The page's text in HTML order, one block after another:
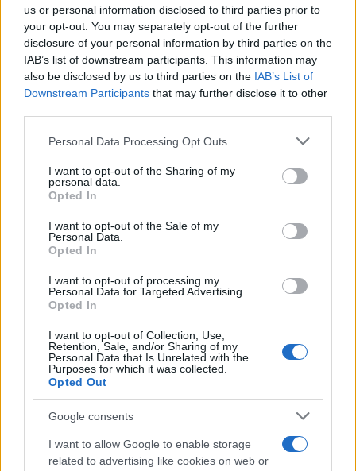
us or personal information disclosed to third parties prior to
your opt-out. You may separately opt-out of the further
disclosure of your personal information by third parties on the
IAB’s list of downstream participants. This information may
also be disclosed by us to third parties on the IAB’s List of
Downstream Participants that may further disclose it to other
Please note that this website/app uses one or more Google
not limited to your visit or usage behaviour. You may click to
grant or deny consent to Google and its third-party tags to
use your data for below specified purposes in below Google
consent section.
Personal Data Processing Opt Outs
I want to opt-out of the Sharing of my
personal data.
Opted In
I want to opt-out of the Sale of my
Personal Data.
Opted In
I want to opt-out of processing my
Personal Data for Targeted Advertising.
Opted In
I want to opt-out of Collection, Use,
Retention, Sale, and/or Sharing of my
Personal Data that Is Unrelated with the
Purposes for which it was collected.
Opted Out
Google consents
I want to allow Google to enable storage
related to advertising like cookies on web or
Lucía Herrera · 7 Ago 2026
NEWS
Brent cae un 8.3% y arrastra a las materias primas en agosto
Lucía Herrera · 6 Ago 2026